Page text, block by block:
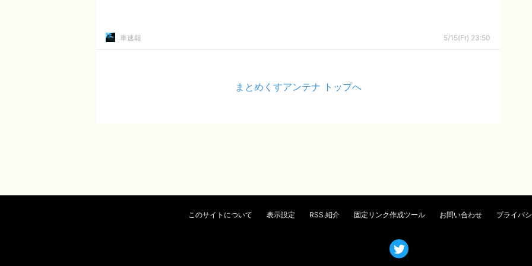
車速報 5/15(Fr) 23:50
まとめくすアンテナ トップへ
このサイトについて 表示設定 RSS 紹介 固定リンク作成ツール お問い合わせ プライバ